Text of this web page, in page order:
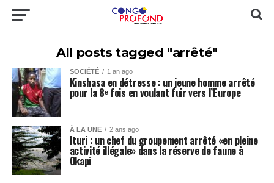
All posts tagged "arrêté"
SOCIÉTÉ 1 an ago
Kinshasa en détresse : un jeune homme arrêté
pour la 8ᵉ fois en voulant fuir vers l’Europe
À LA UNE 2 ans ago
Ituri : un chef du groupement arrêté «en pleine
activité illégale» dans la réserve de faune à
Okapi